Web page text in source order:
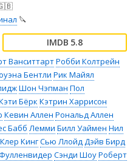
🔪
5.8
ВанситтартРобби Колтрейн
Бентли Рик Майял
Шон Чэпман Пол
Бёрк Кэтрин Харрисон
Кевин Аллен Рональд Аллен
Бабб Лемми Билл Уаймен Нил
Клер КингСью ЛлойдДэйв Бирд
Сэнди ШоуРоберт